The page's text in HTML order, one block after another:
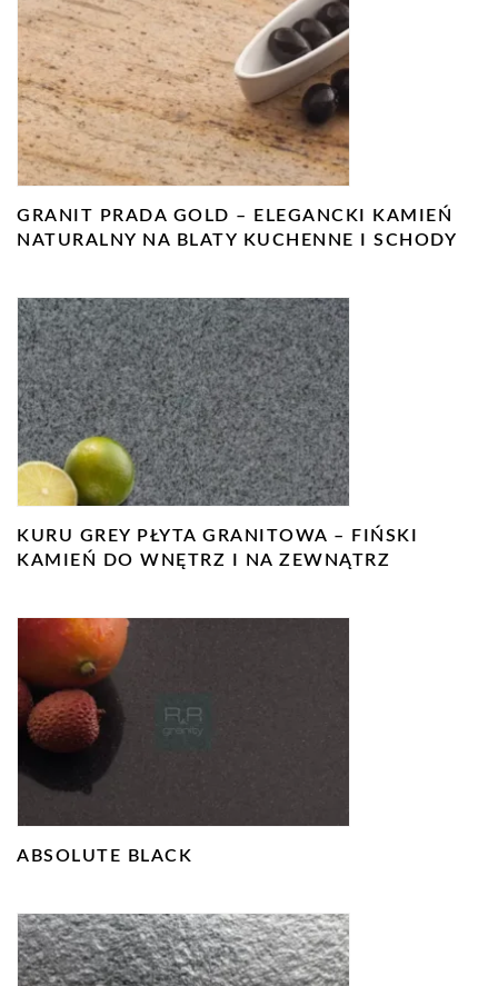
GRANIT PRADA GOLD – ELEGANCKI KAMIEŃ
NATURALNY NA BLATY KUCHENNE I SCHODY
KURU GREY PŁYTA GRANITOWA – FIŃSKI
KAMIEŃ DO WNĘTRZ I NA ZEWNĄTRZ
ABSOLUTE BLACK